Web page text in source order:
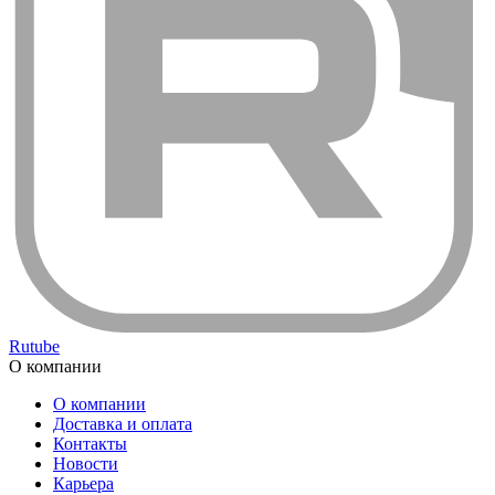
Rutube
О компании
О компании
Доставка и оплата
Контакты
Новости
Карьера